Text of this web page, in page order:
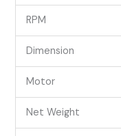
RPM
Dimension
Motor
Net Weight